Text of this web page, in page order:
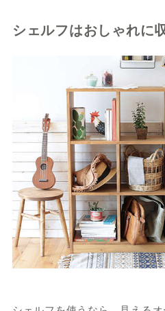
シェルフはおしゃれに